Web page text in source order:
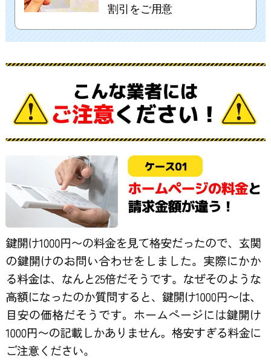
割引をご用意